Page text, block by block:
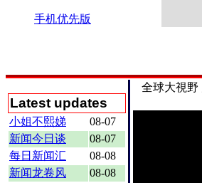
手机优先版
Latest updates
小姐不熙娣
08-07
新闻今日谈
08-07
每日新闻汇
08-08
新闻龙卷风
08-08
全球大視野